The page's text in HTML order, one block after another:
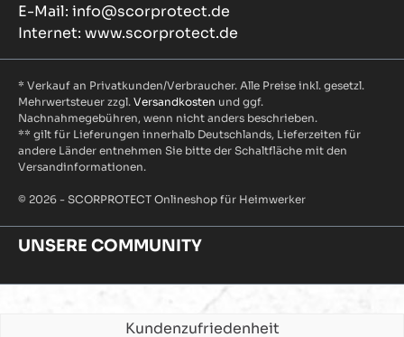
E-Mail: info@scorprotect.de
Internet: www.scorprotect.de
* Verkauf an Privatkunden/Verbraucher. Alle Preise inkl. gesetzl.
Mehrwertsteuer zzgl. Versandkosten und ggf.
Nachnahmegebühren, wenn nicht anders beschrieben.
** gilt für Lieferungen innerhalb Deutschlands, Lieferzeiten für
andere Länder entnehmen Sie bitte der Schaltfläche mit den
Versandinformationen.
© 2026 - SCORPROTECT Onlineshop für Heimwerker
UNSERE COMMUNITY
Kundenzufriedenheit